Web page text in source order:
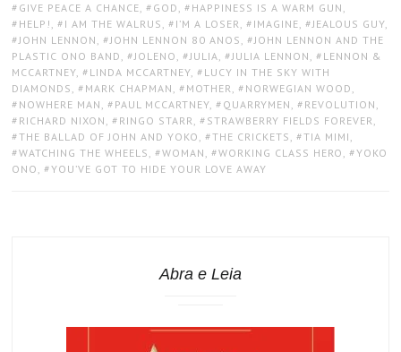
GIVE PEACE A CHANCE, GOD , HAPPINESS IS A WARM GUN ,
HELP! , I AM THE WALRUS , I’M A LOSER, IMAGINE, JEALOUS GUY,
JOHN LENNON , JOHN LENNON 80 ANOS , JOHN LENNON AND THE
PLASTIC ONO BAND , JOLENO , JULIA, JULIA LENNON , LENNON &
MCCARTNEY, LINDA MCCARTNEY, LUCY IN THE SKY WITH
DIAMONDS , MARK CHAPMAN , MOTHER, NORWEGIAN WOOD ,
NOWHERE MAN , PAUL MCCARTNEY, QUARRYMEN , REVOLUTION ,
RICHARD NIXON , RINGO STARR, STRAWBERRY FIELDS FOREVER,
THE BALLAD OF JOHN AND YOKO , THE CRICKETS , TIA MIMI ,
WATCHING THE WHEELS , WOMAN , WORKING CLASS HERO , YOKO
ONO , YOU’VE GOT TO HIDE YOUR LOVE AWAY
Abra e Leia